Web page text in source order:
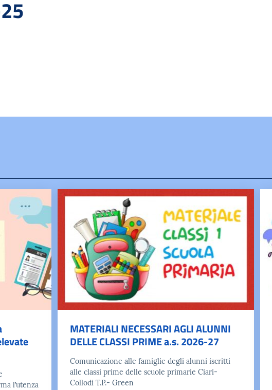
l’utenza
MATERIALI NECESSARI AGLI ALUNNI
DELLE CLASSI PRIME a.s. 2026-27
Comunicazione alle famiglie degli alunni iscritti
alle classi prime delle scuole primarie Ciari-
Collodi T.P.- Green